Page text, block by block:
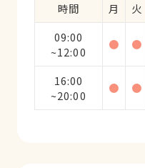
時間 月 火
09:00
~12:00
● ●
16:00
~20:00
● ●